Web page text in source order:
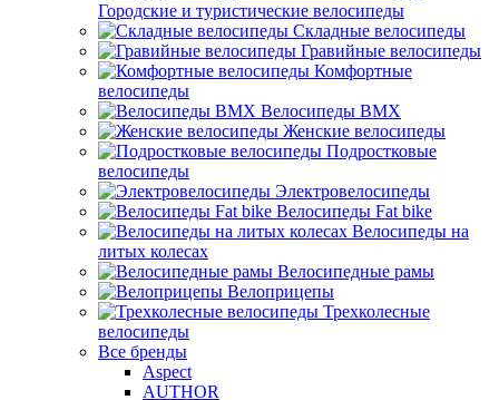
Городские и туристические велосипеды
Складные велосипеды
Гравийные велосипеды
Комфортные
велосипеды
Велосипеды BMX
Женские велосипеды
Подростковые
велосипеды
Электровелосипеды
Велосипеды Fat bike
Велосипеды на
литых колесах
Велосипедные рамы
Велоприцепы
Трехколесные
велосипеды
Все бренды
Aspect
AUTHOR